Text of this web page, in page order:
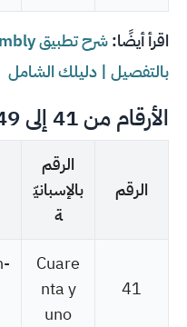
اقرأ أيضًا:
بالتفصيل | دليلك الشامل
الأرقام من 41 إلى 49
الرقم
الرقم
بالإسبانيّ
ة
41
Cuare
nta y
uno